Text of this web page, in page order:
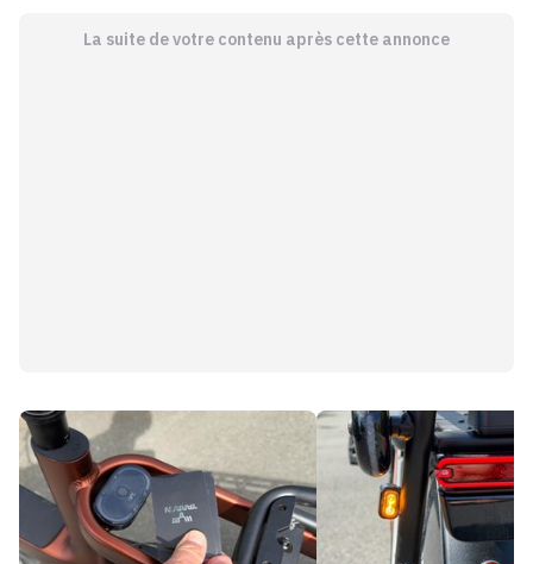
La suite de votre contenu après cette annonce